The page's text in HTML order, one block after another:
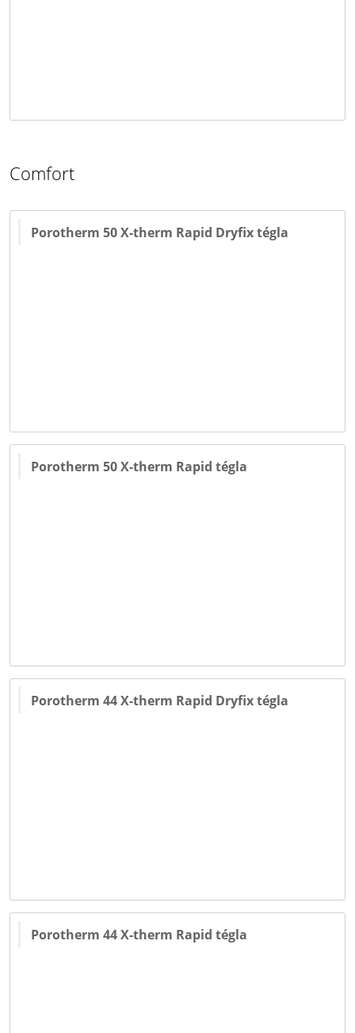
Comfort
Porotherm 50 X-therm Rapid Dryfix tégla
Porotherm 50 X-therm Rapid tégla
Porotherm 44 X-therm Rapid Dryfix tégla
Porotherm 44 X-therm Rapid tégla